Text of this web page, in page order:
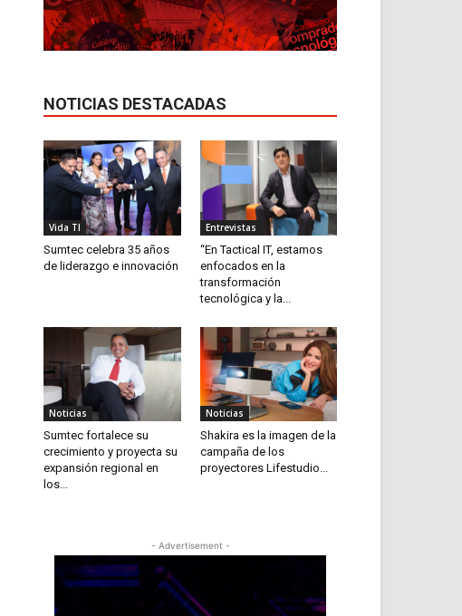
NOTICIAS DESTACADAS
Vida TI
Sumtec celebra 35 años
de liderazgo e innovación
Entrevistas
“En Tactical IT, estamos
enfocados en la
transformación
tecnológica y la...
Noticias
Sumtec fortalece su
crecimiento y proyecta su
expansión regional en
los...
Noticias
Shakira es la imagen de la
campaña de los
proyectores Lifestudio...
- Advertisement -